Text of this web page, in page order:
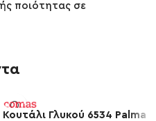
ποιότητας σε
Κουτάλι Γλυκού 6534 Palma